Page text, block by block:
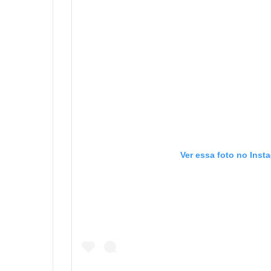
Ver essa foto no